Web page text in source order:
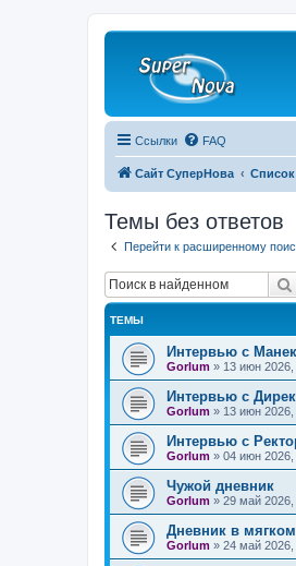
Ссылки FAQ
Сайт СуперНова
Темы без ответов
Перейти к расширенному
ТЕМЫ
Интервью с
Gorlum » 13 июн 2026,
Интервью с
Gorlum » 13 июн 2026,
Интервью с
Gorlum » 04 июн 2026,
Чужой дневник
Gorlum » 29 май 2026,
Дневник в
Gorlum » 24 май 2026,